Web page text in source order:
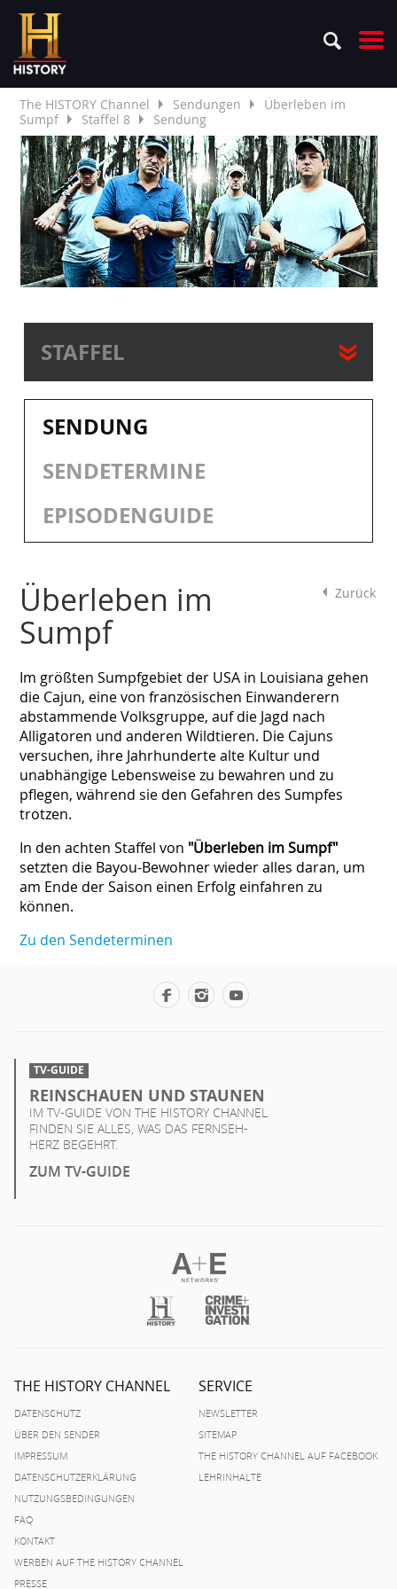
The HISTORY Channel Sendungen
Überleben im
Sumpf
Staffel 8 Sendung
STAFFEL
SENDUNG
SENDETERMINE
EPISODENGUIDE
Überleben im
Sumpf
Zurück
Im größten Sumpfgebiet der USA in Louisiana gehen
die Cajun, eine von französischen Einwanderern
abstammende Volksgruppe, auf die Jagd nach
Alligatoren und anderen Wildtieren. Die Cajuns
versuchen, ihre Jahrhunderte alte Kultur und
unabhängige Lebensweise zu bewahren und zu
pflegen, während sie den Gefahren des Sumpfes
trotzen.
In den achten Staffel von "Überleben im Sumpf"
setzten die Bayou-Bewohner wieder alles daran, um
am Ende der Saison einen Erfolg einfahren zu
können.
Zu den Sendeterminen
TV-GUIDE
REINSCHAUEN UND STAUNEN
IM TV-GUIDE VON THE HISTORY CHANNEL
FINDEN SIE ALLES, WAS DAS FERNSEH-
HERZ BEGEHRT.
ZUM TV-GUIDE
THE HISTORY CHANNEL
DATENSCHUTZ
ÜBER DEN SENDER
IMPRESSUM
DATENSCHUTZERKLÄRUNG
NUTZUNGSBEDINGUNGEN
FAQ
KONTAKT
WERBEN AUF THE HISTORY CHANNEL
PRESSE
SERVICE
NEWSLETTER
SITEMAP
THE HISTORY CHANNEL AUF FACEBOOK
LEHRINHALTE